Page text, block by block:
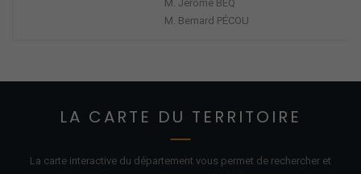
M. Jérôme BEQ
M. Bernard PÉCOU
LA CARTE DU TERRITOIRE
La carte interactive du département vous permet de rechercher et